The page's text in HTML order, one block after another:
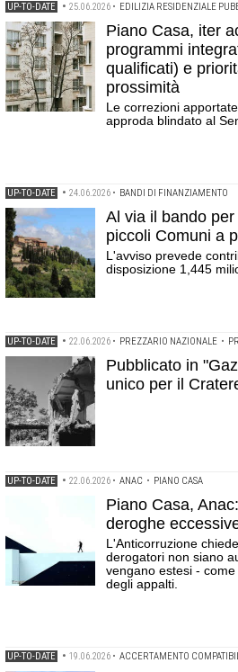
UP-TO-DATE • 25.06.2026 • EDILIZIA RESIDENZIALE
Piano Casa, iter
programmi
qualificati) e
prossimità
Le correzioni
approda blindato al
UP-TO-DATE • 24.06.2026 • BANDI DI FINANZIAMENTO
Al via il bando
piccoli Comuni a
L'avviso prevede
disposizione 1,445
UP-TO-DATE • 22.06.2026 • PREZZARIO NAZIONALE •
Pubblicato in
unico per il
UP-TO-DATE • 22.06.2026 • ANAC • PIANO CASA
Piano Casa,
deroghe
L'Anticorruzione
derogatori non siano
vengano estesi -
degli appalti.
UP-TO-DATE • 19.06.2026 • ACCERTAMENTO